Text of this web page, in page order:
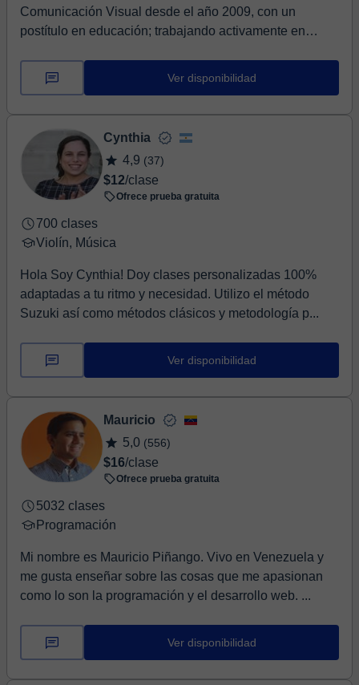
Comunicación Visual desde el año 2009, con un
postítulo en educación; trabajando activamente en
Ver disponibilidad
Cynthia
4,9 (37)
$12/clase
Ofrece prueba gratuita
700 clases
Violín, Música
Hola Soy Cynthia! Doy clases personalizadas 100%
adaptadas a tu ritmo y necesidad. Utilizo el método
Suzuki así como métodos clásicos y metodología p...
Ver disponibilidad
Mauricio
5,0 (556)
$16/clase
Ofrece prueba gratuita
5032 clases
Programación
Mi nombre es Mauricio Piñango. Vivo en Venezuela y
me gusta enseñar sobre las cosas que me apasionan
como lo son la programación y el desarrollo web. ...
Ver disponibilidad